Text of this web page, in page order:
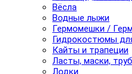
Вёсла
Водные лыжи
Гермомешки /
Гидрокостюмы
Кайты и трапеции
Ласты, маски,
Лодки